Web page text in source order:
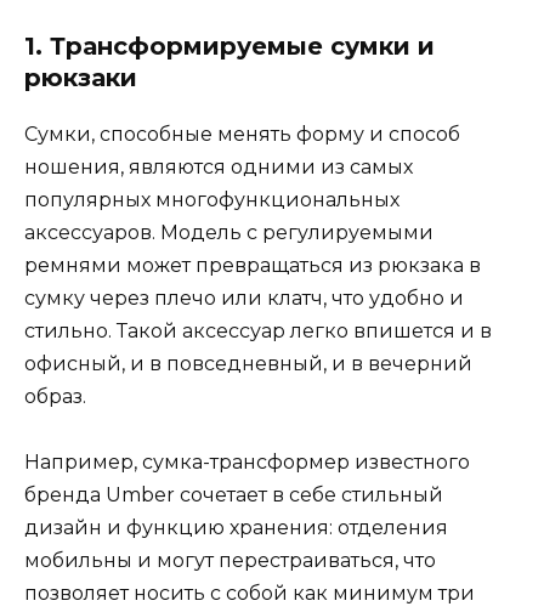
1. Трансформируемые сумки и
рюкзаки
Сумки, способные менять форму и способ
ношения, являются одними из самых
популярных многофункциональных
аксессуаров. Модель с регулируемыми
ремнями может превращаться из рюкзака в
сумку через плечо или клатч, что удобно и
стильно. Такой аксессуар легко впишется и в
офисный, и в повседневный, и в вечерний
образ.
Например, сумка-трансформер известного
бренда Umber сочетает в себе стильный
дизайн и функцию хранения: отделения
мобильны и могут перестраиваться, что
позволяет носить с собой как минимум три